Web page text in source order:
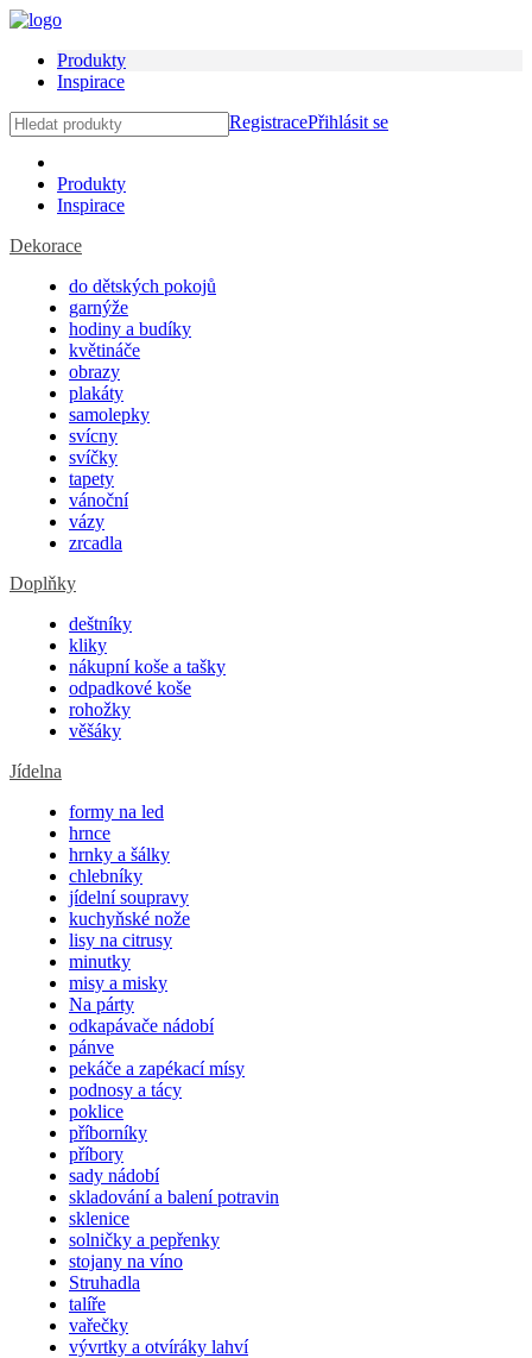
Produkty
Inspirace
RegistracePřihlásit se
Produkty
Inspirace
Dekorace
do dětských pokojů
garnýže
hodiny a budíky
květináče
obrazy
plakáty
samolepky
svícny
svíčky
tapety
vánoční
vázy
zrcadla
Doplňky
deštníky
kliky
nákupní koše a tašky
odpadkové koše
rohožky
věšáky
Jídelna
formy na led
hrnce
hrnky a šálky
chlebníky
jídelní soupravy
kuchyňské nože
lisy na citrusy
minutky
misy a misky
Na párty
odkapávače nádobí
pánve
pekáče a zapékací mísy
podnosy a tácy
poklice
příborníky
příbory
sady nádobí
skladování a balení potravin
sklenice
solničky a pepřenky
stojany na víno
Struhadla
talíře
vařečky
vývrtky a otvíráky lahví